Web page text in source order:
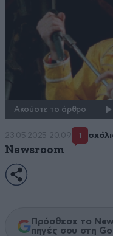
Ακούστε το άρθρο
23·05·2025 20:09 1
Newsroom
Πρόσθεσε το
πηγές σου στη